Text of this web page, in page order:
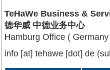
TeHaWe Business &
德华威 中德业务中心
Hamburg Office (
info [at] tehawe [dot] de